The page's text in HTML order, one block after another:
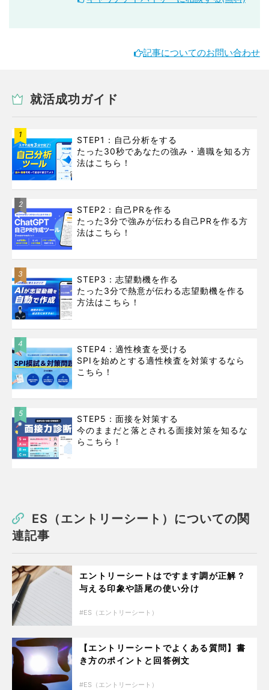
記事についてのお問い合わせ
就活成功ガイド
1
STEP1：自己分析をする
たった30秒であなたの強み・適職を知る方
法はこちら！
2
STEP2：自己PRを作る
たった3分で強みが伝わる自己PRを作る方
法はこちら！
3
STEP3：志望動機を作る
たった3分で熱意が伝わる志望動機を作る
方法はこちら！
4
STEP4：適性検査を受ける
SPIを始めとする適性検査を対策するなら
こちら！
5
STEP5：面接を対策する
今のままだと落とされる面接対策を知るな
らこちら！
ES（エントリーシート）についての関
連記事
エントリーシートはですます調が正解？
与える印象や語尾の使い分け
ES（エントリーシート）
【エントリーシートでよくある質問】書
き方のポイントと回答例文
ES（エントリーシート）